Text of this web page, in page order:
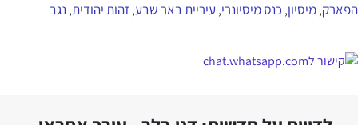
הפארק,מיסיון, כנס מיסיונרי, עיריית באר שבע,זהות יהודית, נגב